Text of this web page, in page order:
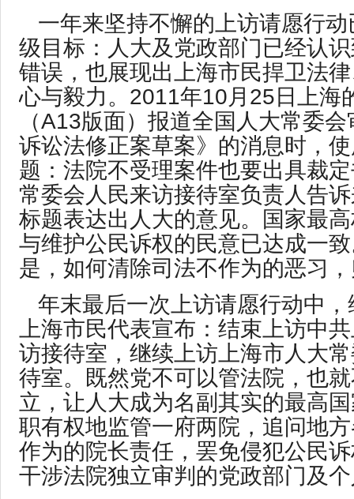
一年来坚持不懈的上访请愿行
级目标：人大及党政部门已经认
错误，也展现出上海市民捍卫法
心与毅力。2011年10月25日上海
（A13版面）报道全国人大常委
诉讼法修正案草案》的消息时，
题：法院不受理案件也要出具裁
常委会人民来访接待室负责人告
标题表达出人大的意见。国家最
与维护公民诉权的民意已达成一
是，如何清除司法不作为的恶习
年末最后一次上访请愿行动中
上海市民代表宣布：结束上访中
访接待室，继续上访上海市人大
待室。既然党不可以管法院，也
立，让人大成为名副其实的最高
职有权地监管一府两院，追问地
作为的院长责任，罢免侵犯公民
干涉法院独立审判的党政部门及